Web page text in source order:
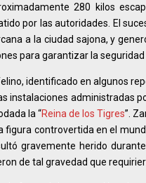
280 kilos
por las autoridades. El
a la ciudad sajona, y
para garantizar la seguridad
identificado en algunos
instalaciones administradas
la “Reina de los Tigres”.
figura controvertida en el
gravemente herido
de tal gravedad que